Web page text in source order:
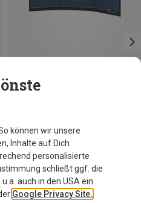
können wir unsere
Inhalte auf Dich
personalisierte
schließt ggf. die
auch in den USA ein.
Google Privacy Site.